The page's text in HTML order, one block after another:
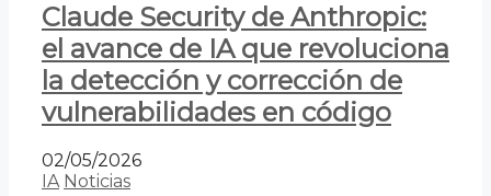
Claude Security de Anthropic:
el avance de IA que revoluciona
la detección y corrección de
vulnerabilidades en código
02/05/2026
IA Noticias